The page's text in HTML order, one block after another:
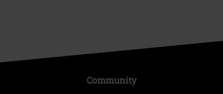
Community